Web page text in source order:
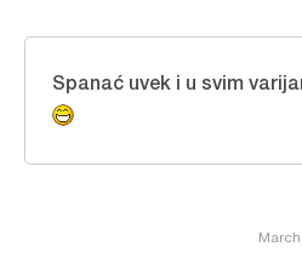
Spanać uvek i u svim